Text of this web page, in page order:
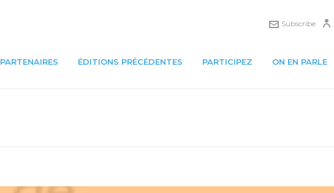
Subscribe
PARTENAIRES ÉDITIONS PRÉCÉDENTES PARTICIPEZ ON EN PARLE